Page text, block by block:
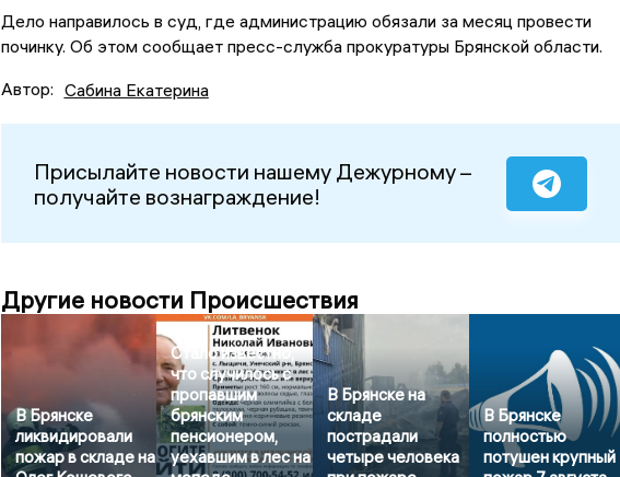
Дело направилось в суд, где администрацию обязали за месяц провести
починку. Об этом сообщает пресс-служба прокуратуры Брянской области.
Автор: Сабина Екатерина
Присылайте новости нашему Дежурному –
получайте вознаграждение!
Другие новости Происшествия
В Брянске
ликвидировали
пожар в складе на
Стало известно,
что случилось с
пропавшим
брянским
пенсионером,
уехавшим в лес на
В Брянске на
складе
пострадали
четыре человека
В Брянске
полностью
потушен крупный